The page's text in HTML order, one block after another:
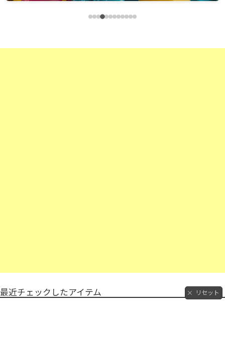
最近チェックしたアイテム リセット